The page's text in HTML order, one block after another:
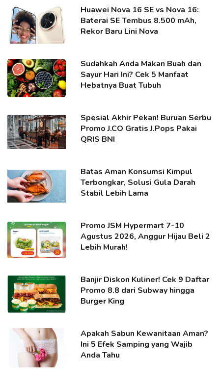
Huawei Nova 16 SE vs Nova 16:
Baterai SE Tembus 8.500 mAh,
Rekor Baru Lini Nova
Sudahkah Anda Makan Buah dan
Sayur Hari Ini? Cek 5 Manfaat
Hebatnya Buat Tubuh
Spesial Akhir Pekan! Buruan Serbu
Promo J.CO Gratis J.Pops Pakai
QRIS BNI
Batas Aman Konsumsi Kimpul
Terbongkar, Solusi Gula Darah
Stabil Lebih Lama
Promo JSM Hypermart 7-10
Agustus 2026, Anggur Hijau Beli 2
Lebih Murah!
Banjir Diskon Kuliner! Cek 9 Daftar
Promo 8.8 dari Subway hingga
Burger King
Apakah Sabun Kewanitaan Aman?
Ini 5 Efek Samping yang Wajib
Anda Tahu